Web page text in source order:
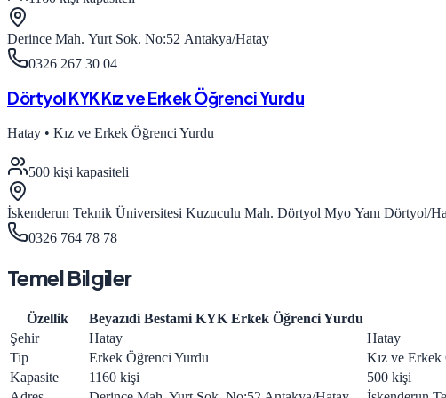
Derince Mah. Yurt Sok. No:52 Antakya/Hatay
0326 267 30 04
Dörtyol KYK Kız ve Erkek Öğrenci Yurdu
Hatay • Kız ve Erkek Öğrenci Yurdu
500 kişi kapasiteli
İskenderun Teknik Üniversitesi Kuzuculu Mah. Dörtyol Myo Yanı Dörtyol/
0326 764 78 78
Temel Bilgiler
Özellik Beyazıdi Bestami KYK Erkek Öğrenci Yurdu
Şehir
Hatay
Hatay
Tip
Erkek Öğrenci Yurdu
Kız ve Erkek
Kapasite
1160 kişi
500 kişi